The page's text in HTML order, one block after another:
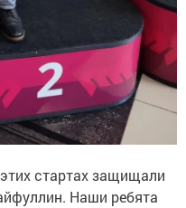
стартах защищали
Наши ребята